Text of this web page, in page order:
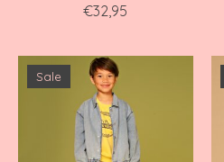
€32,95
Sale